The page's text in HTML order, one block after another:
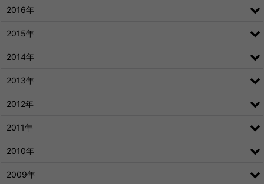
2016年
2015年
2014年
2013年
2012年
2011年
2010年
2009年